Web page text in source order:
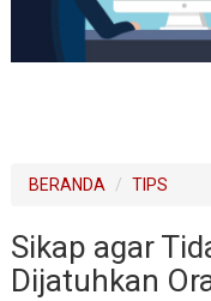
BERANDA TIPS
Sikap agar
Dijatuhkan